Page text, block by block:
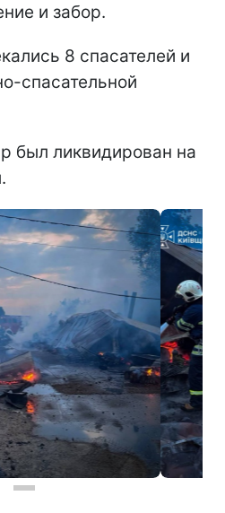
и забор.
8 спасателей и
спасательной
был ликвидирован на